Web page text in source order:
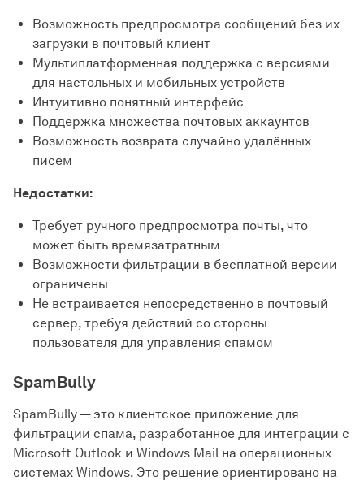
Возможность предпросмотра сообщений без их
загрузки в почтовый клиент
Мультиплатформенная поддержка с версиями
для настольных и мобильных устройств
Интуитивно понятный интерфейс
Поддержка множества почтовых аккаунтов
Возможность возврата случайно удалённых
писем
Недостатки:
Требует ручного предпросмотра почты, что
может быть времязатратным
Возможности фильтрации в бесплатной версии
ограничены
Не встраивается непосредственно в почтовый
сервер, требуя действий со стороны
пользователя для управления спамом
SpamBully
SpamBully — это клиентское приложение для
фильтрации спама, разработанное для интеграции с
Microsoft Outlook и Windows Mail на операционных
системах Windows. Это решение ориентировано на